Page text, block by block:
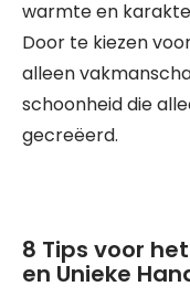
warmte en
Door te kiezen
alleen
schoonheid die
gecreëerd.
8 Tips voor
en Unieke